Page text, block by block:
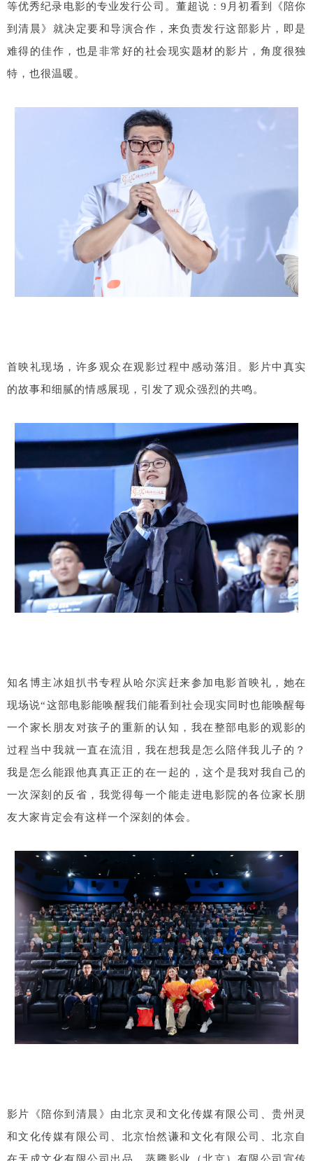
等优秀纪录电影的专业发行公司。董超说：9月初看到《陪你
到清晨》就决定要和导演合作，来负责发行这部影片，即是
难得的佳作，也是非常好的社会现实题材的影片，角度很独
特，也很温暖。
首映礼现场，许多观众在观影过程中感动落泪。影片中真实
的故事和细腻的情感展现，引发了观众强烈的共鸣。
知名博主冰姐扒书专程从哈尔滨赶来参加电影首映礼，她在
现场说“这部电影能唤醒我们能看到社会现实同时也能唤醒每
一个家长朋友对孩子的重新的认知，我在整部电影的观影的
过程当中我就一直在流泪，我在想我是怎么陪伴我儿子的？
我是怎么能跟他真真正正的在一起的，这个是我对我自己的
一次深刻的反省，我觉得每一个能走进电影院的各位家长朋
友大家肯定会有这样一个深刻的体会。
影片《陪你到清晨》由北京灵和文化传媒有限公司、贵州灵
和文化传媒有限公司、北京怡然谦和文化有限公司、北京自